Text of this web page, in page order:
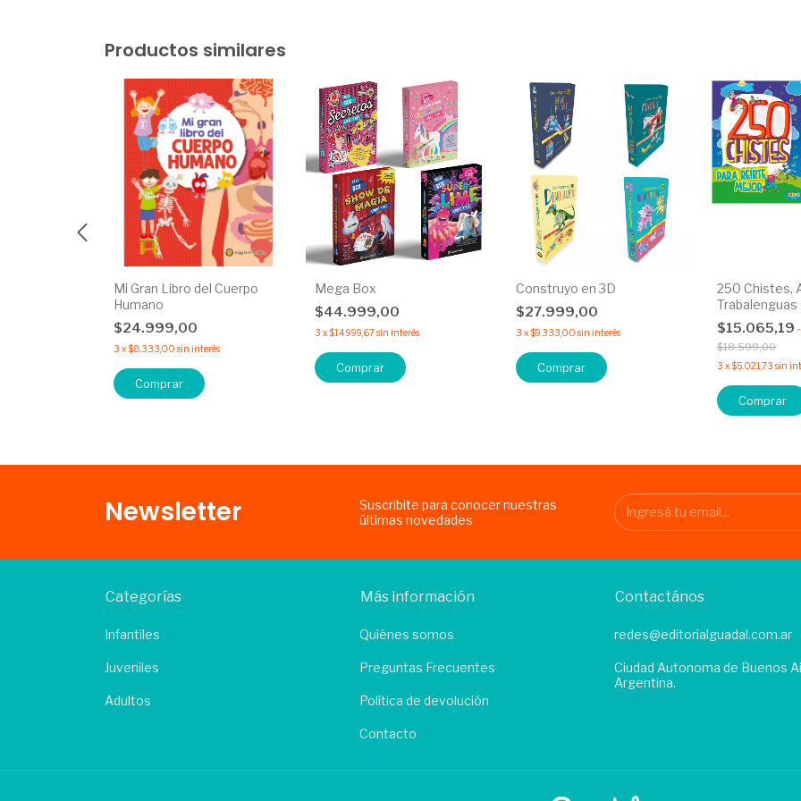
Productos similares
Mi Gran Libro del Cuerpo
Humano
$24.999,00
3 x$8.333,00 sin interés
Mega Box
$44.999,00
3 x$14.999,67sin interés
Comprar
Construyo en 3D
$27.999,00
3 x$9.333,00 sin interés
Comprar
250 Chistes,
Trabalenguas
$15.065,19 -
$18.599,00
3 x$5.021,73 sin
Comprar
Newsletter
Suscribite para conocer nuestras
últimas novedades
Categorías
Infantiles
Juveniles
Adultos
Más información
Quiénes somos
Preguntas Frecuentes
Política de devolución
Contacto
Contactános
redes@editorialguadal.com.ar
Ciudad Autonoma de Buenos
Argentina.